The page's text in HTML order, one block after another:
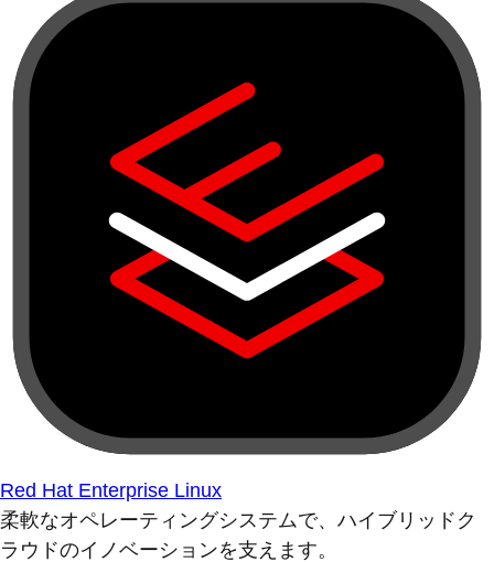
Red Hat Enterprise Linux
柔軟なオペレーティングシステムで、ハイブリッドク
ラウドのイノベーションを支えます。